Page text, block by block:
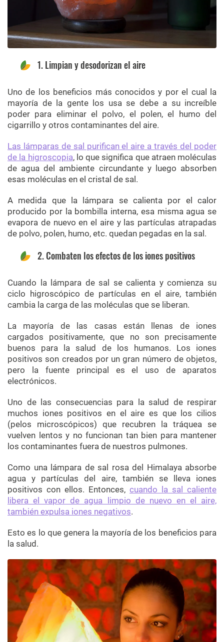
1. Limpian y desodorizan el aire
Uno de los beneficios más conocidos y por el cual la
mayoría de la gente los usa se debe a su increíble
poder para eliminar el polvo, el polen, el humo del
cigarrillo y otros contaminantes del aire.
Las lámparas de sal purifican el aire a través del poder
de la higroscopia, lo que significa que atraen moléculas
de agua del ambiente circundante y luego absorben
esas moléculas en el cristal de sal.
A medida que la lámpara se calienta por el calor
producido por la bombilla interna, esa misma agua se
evapora de nuevo en el aire y las partículas atrapadas
de polvo, polen, humo, etc. quedan pegadas en la sal.
2. Combaten los efectos de los iones positivos
Cuando la lámpara de sal se calienta y comienza su
ciclo higroscópico de partículas en el aire, también
cambia la carga de las moléculas que se liberan.
La mayoría de las casas están llenas de iones
cargados positivamente, que no son precisamente
buenos para la salud de los humanos. Los iones
positivos son creados por un gran número de objetos,
pero la fuente principal es el uso de aparatos
electrónicos.
Uno de las consecuencias para la salud de respirar
muchos iones positivos en el aire es que los cilios
(pelos microscópicos) que recubren la tráquea se
vuelven lentos y no funcionan tan bien para mantener
los contaminantes fuera de nuestros pulmones.
Como una lámpara de sal rosa del Himalaya absorbe
agua y partículas del aire, también se lleva iones
positivos con ellos. Entonces, cuando la sal caliente
libera el vapor de agua limpio de nuevo en el aire,
también expulsa iones negativos.
Esto es lo que genera la mayoría de los beneficios para
la salud.